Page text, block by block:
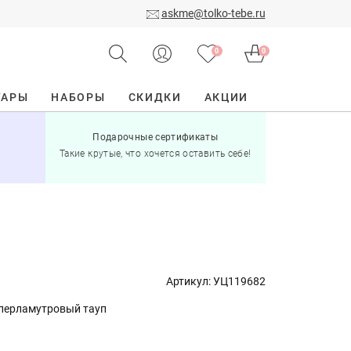
askme@tolko-tebe.ru
0 0
НАБОРЫ СКИДКИ АКЦИИ
Подарочные сертификаты
Такие крутые, что хочется оставить себе!
Артикул:УЦ119682
тауп